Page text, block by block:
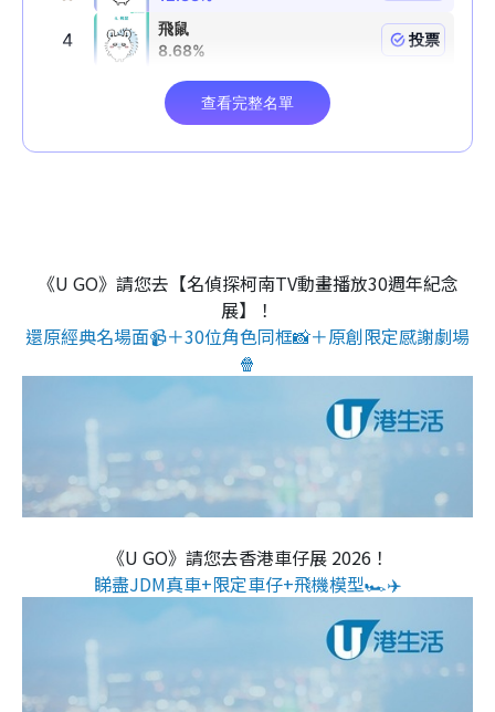
《U GO》請您去【名偵探柯南TV動畫播放30週年紀念
展】！
還原經典名場面📹＋30位角色同框📸＋原創限定感謝劇場
🍿
《U GO》請您去香港車仔展 2026！
睇盡JDM真車+限定車仔+飛機模型🏎️✈️